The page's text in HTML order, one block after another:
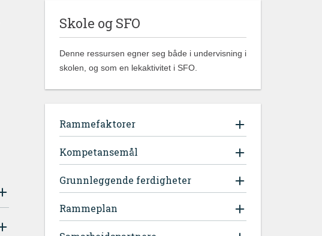
Skole og SFO
Denne ressursen egner seg både i undervisning i
skolen, og som en lekaktivitet i SFO.
Rammefaktorer
Kompetansemål
Grunnleggende ferdigheter
Rammeplan